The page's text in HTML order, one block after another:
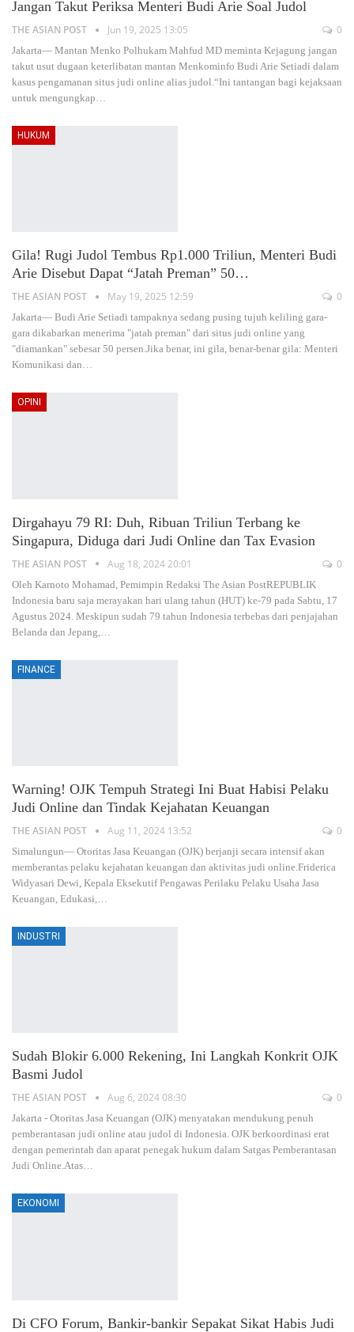
Jangan Takut Periksa Menteri Budi Arie Soal Judol
THE ASIAN POST Jun 19, 2025 13:05 0
Jakarta— Mantan Menko Polhukam Mahfud MD meminta Kejagung jangan
takut usut dugaan keterlibatan mantan Menkominfo Budi Arie Setiadi dalam
kasus pengamanan situs judi online alias judol.“Ini tantangan bagi kejaksaan
untuk mengungkap
HUKUM
Gila! Rugi Judol Tembus Rp1.000 Triliun, Menteri Budi
Arie Disebut Dapat “Jatah Preman” 50…
THE ASIAN POST May 19, 2025 12:59 0
Jakarta— Budi Arie Setiadi tampaknya sedang pusing tujuh keliling gara-
gara dikabarkan menerima "jatah preman" dari situs judi online yang
"diamankan" sebesar 50 persen.Jika benar, ini gila, benar-benar gila: Menteri
Komunikasi dan…
OPINI
Dirgahayu 79 RI: Duh, Ribuan Triliun Terbang ke
Singapura, Diduga dari Judi Online dan Tax Evasion
THE ASIAN POST Aug 18, 2024 20:01 0
Oleh Karnoto Mohamad, Pemimpin Redaksi The Asian PostREPUBLIK
Indonesia baru saja merayakan hari ulang tahun (HUT) ke-79 pada Sabtu, 17
Agustus 2024. Meskipun sudah 79 tahun Indonesia terbebas dari penjajahan
Belanda dan Jepang,
FINANCE
Warning! OJK Tempuh Strategi Ini Buat Habisi Pelaku
Judi Online dan Tindak Kejahatan Keuangan
THE ASIAN POST Aug 11, 2024 13:52 0
Simalungun— Otoritas Jasa Keuangan (OJK) berjanji secara intensif akan
memberantas pelaku kejahatan keuangan dan aktivitas judi online.Friderica
Widyasari Dewi, Kepala Eksekutif Pengawas Perilaku Pelaku Usaha Jasa
Keuangan, Edukasi,
INDUSTRI
Sudah Blokir 6.000 Rekening, Ini Langkah Konkrit OJK
Basmi Judol
THE ASIAN POST Aug 6, 2024 08:30 0
Jakarta - Otoritas Jasa Keuangan (OJK) menyatakan mendukung penuh
pemberantasan judi online atau judol di Indonesia. OJK berkoordinasi erat
dengan pemerintah dan aparat penegak hukum dalam Satgas Pemberantasan
Judi Online.Atas…
EKONOMI
Di CFO Forum, Bankir-bankir Sepakat Sikat Habis Judi